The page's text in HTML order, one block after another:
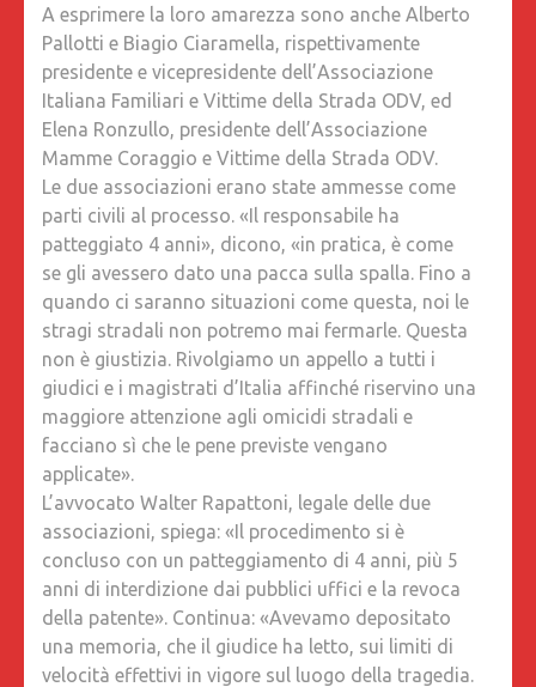
A esprimere la loro amarezza sono anche Alberto
Pallotti e Biagio Ciaramella, rispettivamente
presidente e vicepresidente dell’Associazione
Italiana Familiari e Vittime della Strada ODV, ed
Elena Ronzullo, presidente dell’Associazione
Mamme Coraggio e Vittime della Strada ODV.
Le due associazioni erano state ammesse come
parti civili al processo. «Il responsabile ha
patteggiato 4 anni», dicono, «in pratica, è come
se gli avessero dato una pacca sulla spalla. Fino a
quando ci saranno situazioni come questa, noi le
stragi stradali non potremo mai fermarle. Questa
non è giustizia. Rivolgiamo un appello a tutti i
giudici e i magistrati d’Italia affinché riservino una
maggiore attenzione agli omicidi stradali e
facciano sì che le pene previste vengano
applicate».
L’avvocato Walter Rapattoni, legale delle due
associazioni, spiega: «Il procedimento si è
concluso con un patteggiamento di 4 anni, più 5
anni di interdizione dai pubblici uffici e la revoca
della patente». Continua: «Avevamo depositato
una memoria, che il giudice ha letto, sui limiti di
velocità effettivi in vigore sul luogo della tragedia.